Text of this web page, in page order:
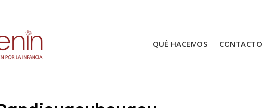
QUÉ HACEMOS
CONTACTO